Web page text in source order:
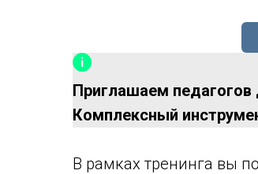
Приглашаем педагогов
Комплексный
В рамках тренинга вы